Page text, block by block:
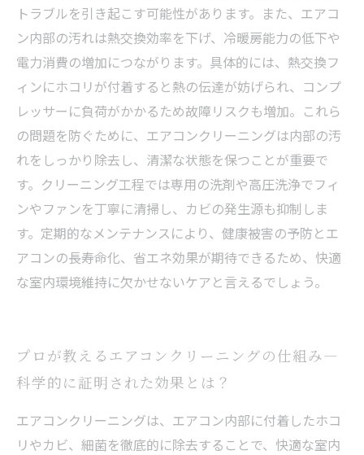
トラブルを引き起こす可能性があります。また、エアコ
ン内部の汚れは熱交換効率を下げ、冷暖房能力の低下や
電力消費の増加につながります。具体的には、熱交換フ
ィンにホコリが付着すると熱の伝達が妨げられ、コンプ
レッサーに負荷がかかるため故障リスクも増加。これら
の問題を防ぐために、エアコンクリーニングは内部の汚
れをしっかり除去し、清潔な状態を保つことが重要で
す。クリーニング工程では専用の洗剤や高圧洗浄でフィ
ンやファンを丁寧に清掃し、カビの発生源も抑制しま
す。定期的なメンテナンスにより、健康被害の予防とエ
アコンの長寿命化、省エネ効果が期待できるため、快適
な室内環境維持に欠かせないケアと言えるでしょう。
プロが教えるエアコンクリーニングの仕組み—
科学的に証明された効果とは？
エアコンクリーニングは、エアコン内部に付着したホコ
リやカビ、細菌を徹底的に除去することで、快適な室内